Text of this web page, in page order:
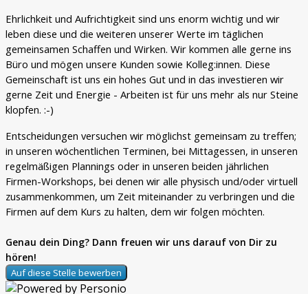
Ehrlichkeit und Aufrichtigkeit sind uns enorm wichtig und wir
leben diese und die weiteren unserer Werte im täglichen
gemeinsamen Schaffen und Wirken. Wir kommen alle gerne ins
Büro und mögen unsere Kunden sowie Kolleg:innen. Diese
Gemeinschaft ist uns ein hohes Gut und in das investieren wir
gerne Zeit und Energie - Arbeiten ist für uns mehr als nur Steine
klopfen. :-)
Entscheidungen versuchen wir möglichst gemeinsam zu treffen;
in unseren wöchentlichen Terminen, bei Mittagessen, in unseren
regelmäßigen Plannings oder in unseren beiden jährlichen
Firmen-Workshops, bei denen wir alle physisch und/oder virtuell
zusammenkommen, um Zeit miteinander zu verbringen und die
Firmen auf dem Kurs zu halten, dem wir folgen möchten.
Genau dein Ding? Dann freuen wir uns darauf von Dir zu
hören!
Auf diese Stelle bewerben